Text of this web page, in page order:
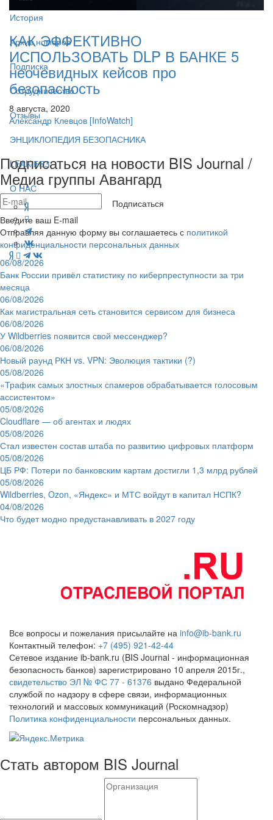
История
Архив номеров
Подписка
Сотрудничество
Отзывы
ЭНЦИКЛОПЕДИЯ БЕЗОПАСНИКА
LEAK-БЕЗ
О НАС
КАК ЭФФЕКТИВНО
ИСПОЛЬЗОВАТЬ DLP В БАНКЕ 5
неочевидных кейсов про
безопасность
8 августа, 2020
Александр Клевцов [InfoWatch]
Подписаться на новости BIS Journal /
Медиа группы Авангард
Подписаться
Введите ваш E-mail
Отправляя данную форму вы соглашаетесь с политикой
конфиденциальности персональных данных
06/08/2026
Банк России привёл статистику по киберпреступности за три
месяца
06/08/2026
Как магистральная сеть становится сервисом для бизнеса
06/08/2026
У Wildberries появится свой мессенджер?
06/08/2026
Новый раунд РКН vs. VPN: Эволюция тактики (?)
05/08/2026
«Трафик самых злостных спамеров обрабатывается голосовым
ассистентом»
05/08/2026
Cloudflare — об агентах и людях
05/08/2026
Стал известен состав штаба по развитию цифровых платформ
05/08/2026
ЦБ РФ: Потери по банковским картам достигли 1,3 млрд рублей
05/08/2026
Wildberries, Ozon, «Яндекс» и МТС войдут в капитал НСПК?
04/08/2026
Что будет модно предустанавливать в 2027 году
Все вопросы и пожелания присылайте на info@ib-bank.ru
Контактный телефон: +7 (495) 921-42-44
Сетевое издание ib-bank.ru (BIS Journal - информационная
безопасность банков) зарегистрировано 10 апреля 2015г.,
свидетельство ЭЛ № ФС 77 - 61376 выдано Федеральной
службой по надзору в сфере связи, информационных
технологий и массовых коммуникаций (Роскомнадзор)
Политика конфиденциальности персональных данных.
Стать автором BIS Journal